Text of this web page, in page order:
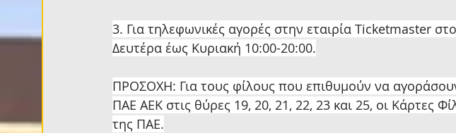
3. Για τηλεφωνικές αγορές στην εταιρία Ticketmaster
Δευτέρα έως Κυριακή 10:00-20:00.
ΠΡΟΣΟΧΗ: Για τους φίλους που επιθυμούν να αγοράσουν
ΠΑΕ ΑΕΚ στις θύρες 19, 20, 21, 22, 23 και 25, οι Κάρτες
της ΠΑΕ.